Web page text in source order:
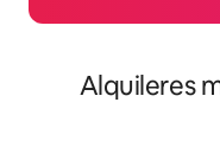
Alquileres